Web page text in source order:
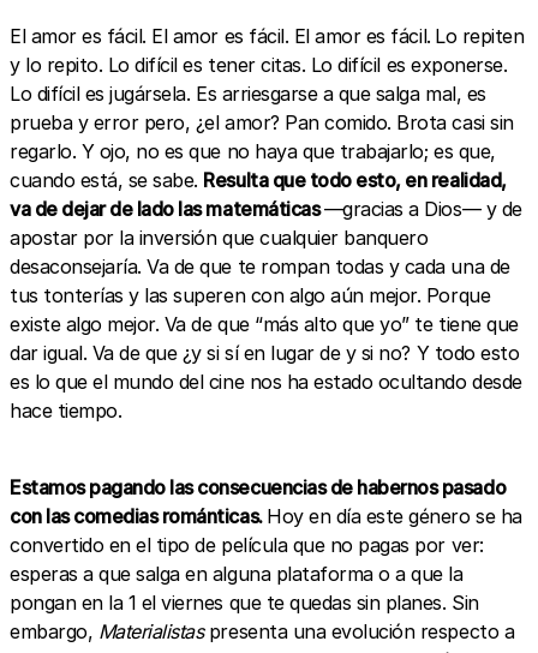
El amor es fácil. El amor es fácil. El amor es fácil. Lo repiten
y lo repito. Lo difícil es tener citas. Lo difícil es exponerse.
Lo difícil es jugársela. Es arriesgarse a que salga mal, es
prueba y error pero, ¿el amor? Pan comido. Brota casi sin
regarlo. Y ojo, no es que no haya que trabajarlo; es que,
cuando está, se sabe. Resulta que todo esto, en realidad,
va de dejar de lado las matemáticas—gracias a Dios— y de
apostar por la inversión que cualquier banquero
desaconsejaría. Va de que te rompan todas y cada una de
tus tonterías y las superen con algo aún mejor. Porque
existe algo mejor. Va de que “más alto que yo” te tiene que
dar igual. Va de que ¿y si sí en lugar de y si no? Y todo esto
es lo que el mundo del cine nos ha estado ocultando desde
hace tiempo.
Estamos pagando las consecuencias de habernos pasado
con las comedias románticas. Hoy en día este género se ha
convertido en el tipo de película que no pagas por ver:
esperas a que salga en alguna plataforma o a que la
pongan en la 1 el viernes que te quedas sin planes. Sin
embargo, Materialistaspresenta una evolución respecto a